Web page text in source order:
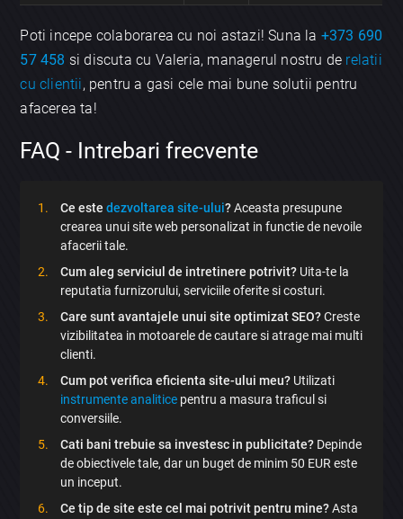
Poti incepe colaborarea cu noi astazi! Suna la +373 690
57 458 si discuta cu Valeria, managerul nostru de relatii
cu clientii, pentru a gasi cele mai bune solutii pentru
afacerea ta!
FAQ - Intrebari frecvente
Ce estedezvoltarea site-ului?Aceasta presupune
crearea unui site web personalizat in functie de nevoile
afacerii tale.
Cum aleg serviciul de intretinere potrivit? Uita-te la
reputatia furnizorului, serviciile oferite si costuri.
Care sunt avantajele unui site optimizat SEO?Creste
vizibilitatea in motoarele de cautare si atrage mai multi
clienti.
Cum pot verifica eficienta site-ului meu? Utilizati
instrumente analitice pentru a masura traficul si
conversiile.
Cati bani trebuie sa investesc in publicitate? Depinde
de obiectivele tale, dar un buget de minim 50 EUR este
un inceput.
Ce tip de site este cel mai potrivit pentru mine?Asta
Discută aplicația